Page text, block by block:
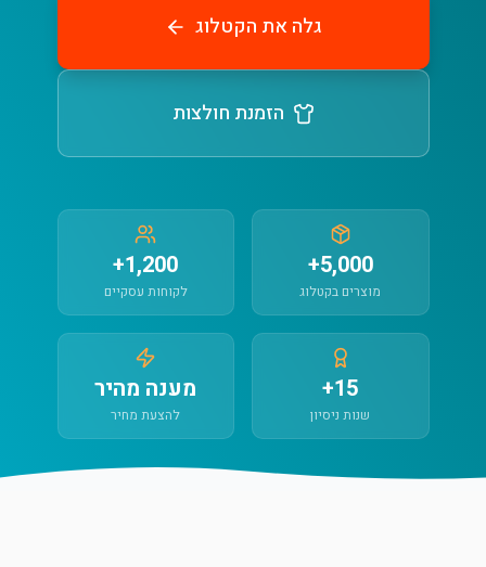
גלה את הקטלוג
הזמנת חולצות
5,000+
מוצרים בקטלוג
1,200+
לקוחות עסקיים
15+
שנות ניסיון
מענה מהיר
להצעת מחיר